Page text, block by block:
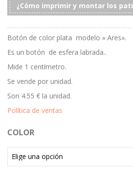
¿Cómo imprimir y montar los
Botón de color plata modelo » Ares».
Es un botón de esfera labrada..
Mide 1 centímetro.
Se vende por unidad.
Son 4.55 € la unidad.
Política de ventas
COLOR